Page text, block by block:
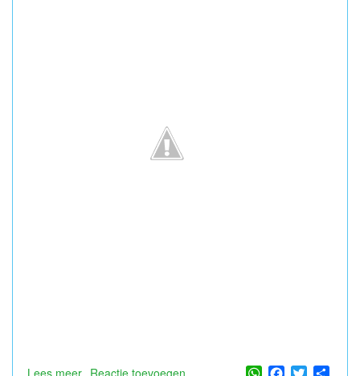
WhatsApp
Facebook
Twitter